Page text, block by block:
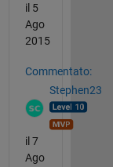
il 5
Ago
2015
Commentato:
Stephen23
il 7
Ago